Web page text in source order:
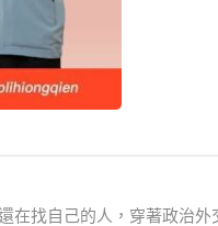
在找自己的人，穿著政治